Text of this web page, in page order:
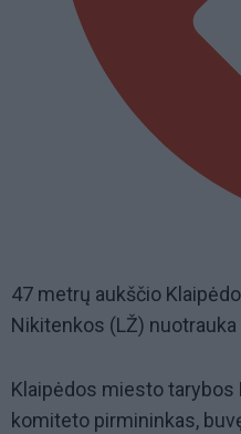
47 metrų aukščio
Nikitenkos (LŽ) nuotrauka
Klaipėdos miesto tarybos
komiteto pirmininkas,